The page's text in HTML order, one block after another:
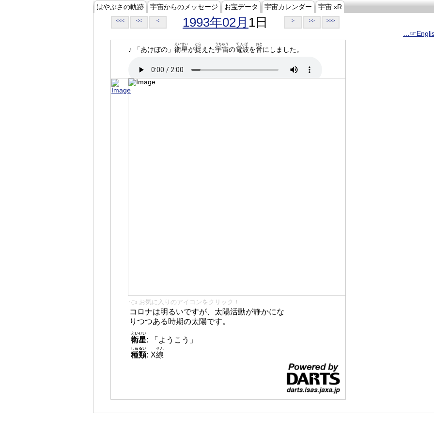
はやぶさの軌跡 宇宙からのメッセージ お宝データ 宇宙カレンダー 宇宙 xR
<<< << < 1993年02月 1日 > >> >>>
♪ 「あけぼの」 衛星
えいせい
が捉
とら
えた宇宙
うちゅう
の電波
でんぱ
を音
おと
にしました。
👈 お気に入りのアイコンをクリック！
コロナは明るいですが、太陽活動が静かにな
りつつある時期の太陽です。
衛星
えいせい
:
「ようこう」
種類
しゅるい
: X線
せん